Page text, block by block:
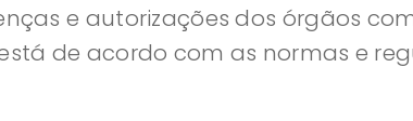
e autorizações dos órgãos
de acordo com as normas e